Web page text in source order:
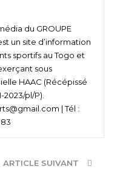
du GROUPE
un site d’information
sportifs au Togo et
sous
HAAC (Récépissé
2023/pl/P).
| Tél :
ARTICLE SUIVANT